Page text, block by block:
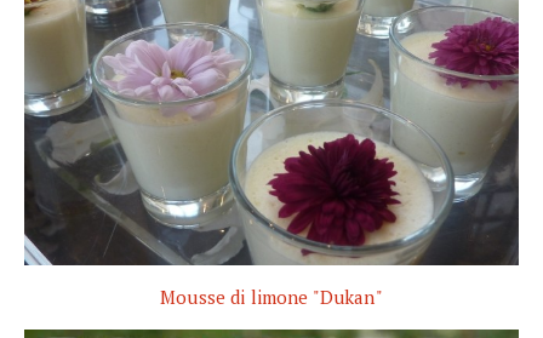
Mousse di limone "Dukan"